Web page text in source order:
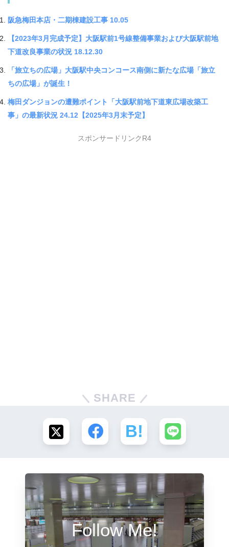
阪急梅田本店・二期棟建設工事 10.05
【2023年3月完成予定】大阪駅前1号線整備事業および大阪駅前地
下道改良事業の状況 18.12.30
「旅立ちの広場」大阪駅中央コンコース南側に新たな広場「旅立
ちの広場」が誕生！
梅田ダンジョンの遭難ポイント「大阪駅前地下道東広場改築工
事」の最新状況 24.12【2025年3月末予定】
スポンサードリンクR4
SHARE
Follow Me!